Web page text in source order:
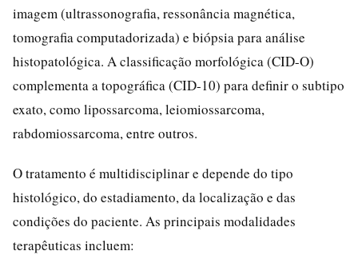
imagem (ultrassonografia, ressonância magnética,
tomografia computadorizada) e biópsia para análise
histopatológica. A classificação morfológica (CID-O)
complementa a topográfica (CID-10) para definir o subtipo
exato, como lipossarcoma, leiomiossarcoma,
rabdomiossarcoma, entre outros.
O tratamento é multidisciplinar e depende do tipo
histológico, do estadiamento, da localização e das
condições do paciente. As principais modalidades
terapêuticas incluem: